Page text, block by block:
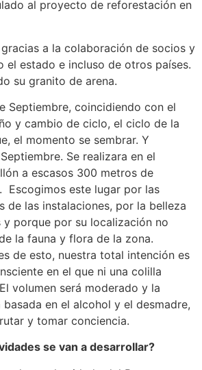
al proyecto de reforestación en
a la colaboración de socios y
el estado e incluso de otros países.
su granito de arena.
Septiembre, coincidiendo con el
y cambio de ciclo, el ciclo de la
el momento se sembrar. Y
Se realizara en el
a escasos 300 metros de
Escogimos este lugar por las
de las instalaciones, por la belleza
y porque por su localización no
la fauna y flora de la zona.
de esto, nuestra total intención es
en el que ni una colilla
volumen será moderado y la
en el alcohol y el desmadre,
y tomar conciencia.
se van a desarrollar?